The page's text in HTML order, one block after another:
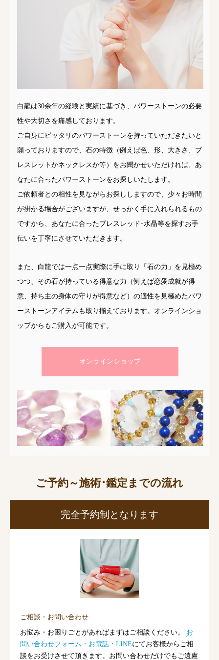
白龍は30余年の経験と実績に基づき、パワーストーンの必要
性や大切さを痛感しております。
ご自身にピッタリのパワーストーンを持っていただきたいと
願っておりますので、石の特徴（例えば色、形、大きさ、ブ
レスレットかネックレスか等）をお聞かせいただければ、あ
なたに合ったパワーストーンをお探しいたします。
ご依頼者との相性を見ながらお探ししますので、少々お時間
が掛かる場合がございますが、せっかく手に入れられるもの
ですから、あなたに合ったブレスレッド･水晶等を探すお手
伝いを丁寧にさせていただきます。
また、白龍では一点一点実際に手に取り「石の力」を見極め
つつ、その石が持っている得意な力（例えば恋愛成就が得
意、持ち主の身体の守りが得意など）の適性を見極めたパワ
ーストーンアイテムも取り揃えております。オンラインショ
ップからもご購入が可能です。
オンラインショップ
ご予約～施術･鑑定までの流れ
完全予約制となります
ご相談・お問い合わせ
お悩み・お困りごとがあればまずはご相談ください。 お
問い合わせフォーム・お電話・LINEにてお客様からご相
談をお受けさせて頂きます。お問い合わせだけでもご遠慮